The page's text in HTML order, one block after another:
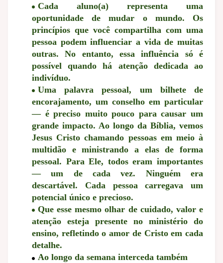
Cada aluno(a) representa uma
oportunidade de mudar o mundo. Os
princípios que você compartilha com uma
pessoa podem influenciar a vida de muitas
outras. No entanto, essa influência só é
possível quando há atenção dedicada ao
indivíduo.
Uma palavra pessoal, um bilhete de
encorajamento, um conselho em particular
— é preciso muito pouco para causar um
grande impacto. Ao longo da Bíblia, vemos
Jesus Cristo chamando pessoas em meio à
multidão e ministrando a elas de forma
pessoal. Para Ele, todos eram importantes
— um de cada vez. Ninguém era
descartável. Cada pessoa carregava um
potencial único e precioso.
Que esse mesmo olhar de cuidado, valor e
atenção esteja presente no ministério do
ensino, refletindo o amor de Cristo em cada
detalhe.
Ao longo da semana interceda também